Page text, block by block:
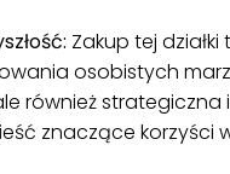
Zakup tej działki
osobistych
również strategiczna
znaczące korzyści